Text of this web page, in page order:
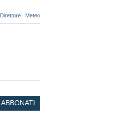
Direttore | Meteo
ABBONATI